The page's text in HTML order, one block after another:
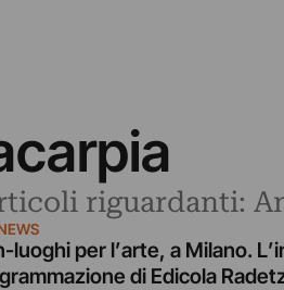
riguardanti:
luoghi per l’arte, a Milano.
di Edicola